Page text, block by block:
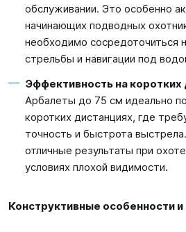
обслуживании. Это особенно
начинающих подводных
необходимо сосредоточиться
стрельбы и навигации под
Эффективность на коротких
Арбалеты до 75 см идеально
коротких дистанциях, где
точность и быстрота
отличные результаты при
условиях плохой видимости.
Конструктивные особенности